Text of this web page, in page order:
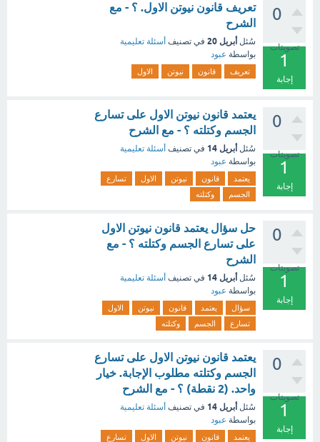
0
تصويتات
1
إجابة
تعريف قانون نيوتن الاول. ؟ - مع
الشرح
سُئل أبريل 20 في تصنيف أسئلة تعليمية
بواسطة عبود
تعريف قانون نيوتن الاول
0
تصويتات
1
إجابة
يعتمد قانون نيوتن الاول على تسارع
الجسم وكتلته ؟ - مع الشرح
سُئل أبريل 14 في تصنيف أسئلة تعليمية
بواسطة عبود
يعتمد قانون نيوتن الاول
تسارع
الجسم
وكتلته
0
تصويتات
1
إجابة
حل سؤال يعتمد قانون نيوتن الاول
على تسارع الجسم وكتلته ؟ - مع
الشرح
سُئل أبريل 14 في تصنيف أسئلة تعليمية
بواسطة عبود
سؤال يعتمد قانون نيوتن
الاول
تسارع
الجسم وكتلته
0
تصويتات
1
إجابة
يعتمد قانون نيوتن الاول على تسارع
الجسم وكتلته مطلوب الإجابة. خيار
واحد. (2 نقطة) ؟ - مع الشرح
سُئل أبريل 14 في تصنيف أسئلة تعليمية
بواسطة عبود
يعتمد قانون نيوتن الاول
تسارع